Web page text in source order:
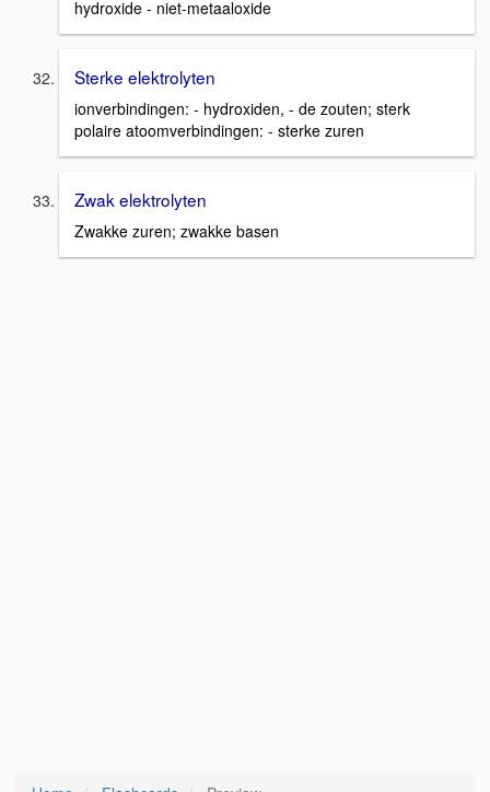
hydroxide - niet-metaaloxide
Sterke elektrolyten
ionverbindingen: - hydroxiden, - de zouten; sterk
polaire atoomverbindingen: - sterke zuren
Zwak elektrolyten
Zwakke zuren; zwakke basen